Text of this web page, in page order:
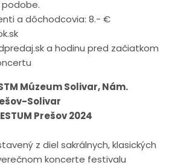
a dôchodcovia: 8.- €
a hodinu pred začiatkom
Múzeum Solivar, Nám.
Solivar
Prešov 2024
z diel sakrálnych, klasických
koncerte festivalu